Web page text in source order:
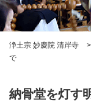
浄土宗 妙慶院 清岸寺
で
納骨堂を灯す